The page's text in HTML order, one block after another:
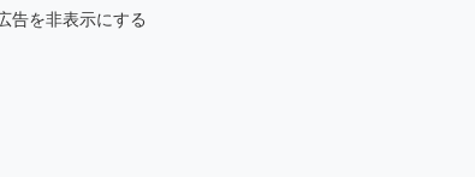
告を非表示にする